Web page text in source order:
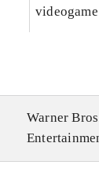
videogame
Warner